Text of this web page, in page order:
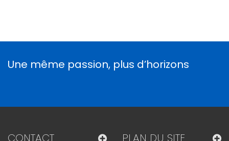
Une même passion, plus d’horizons
CONTACT PLAN DU SITE